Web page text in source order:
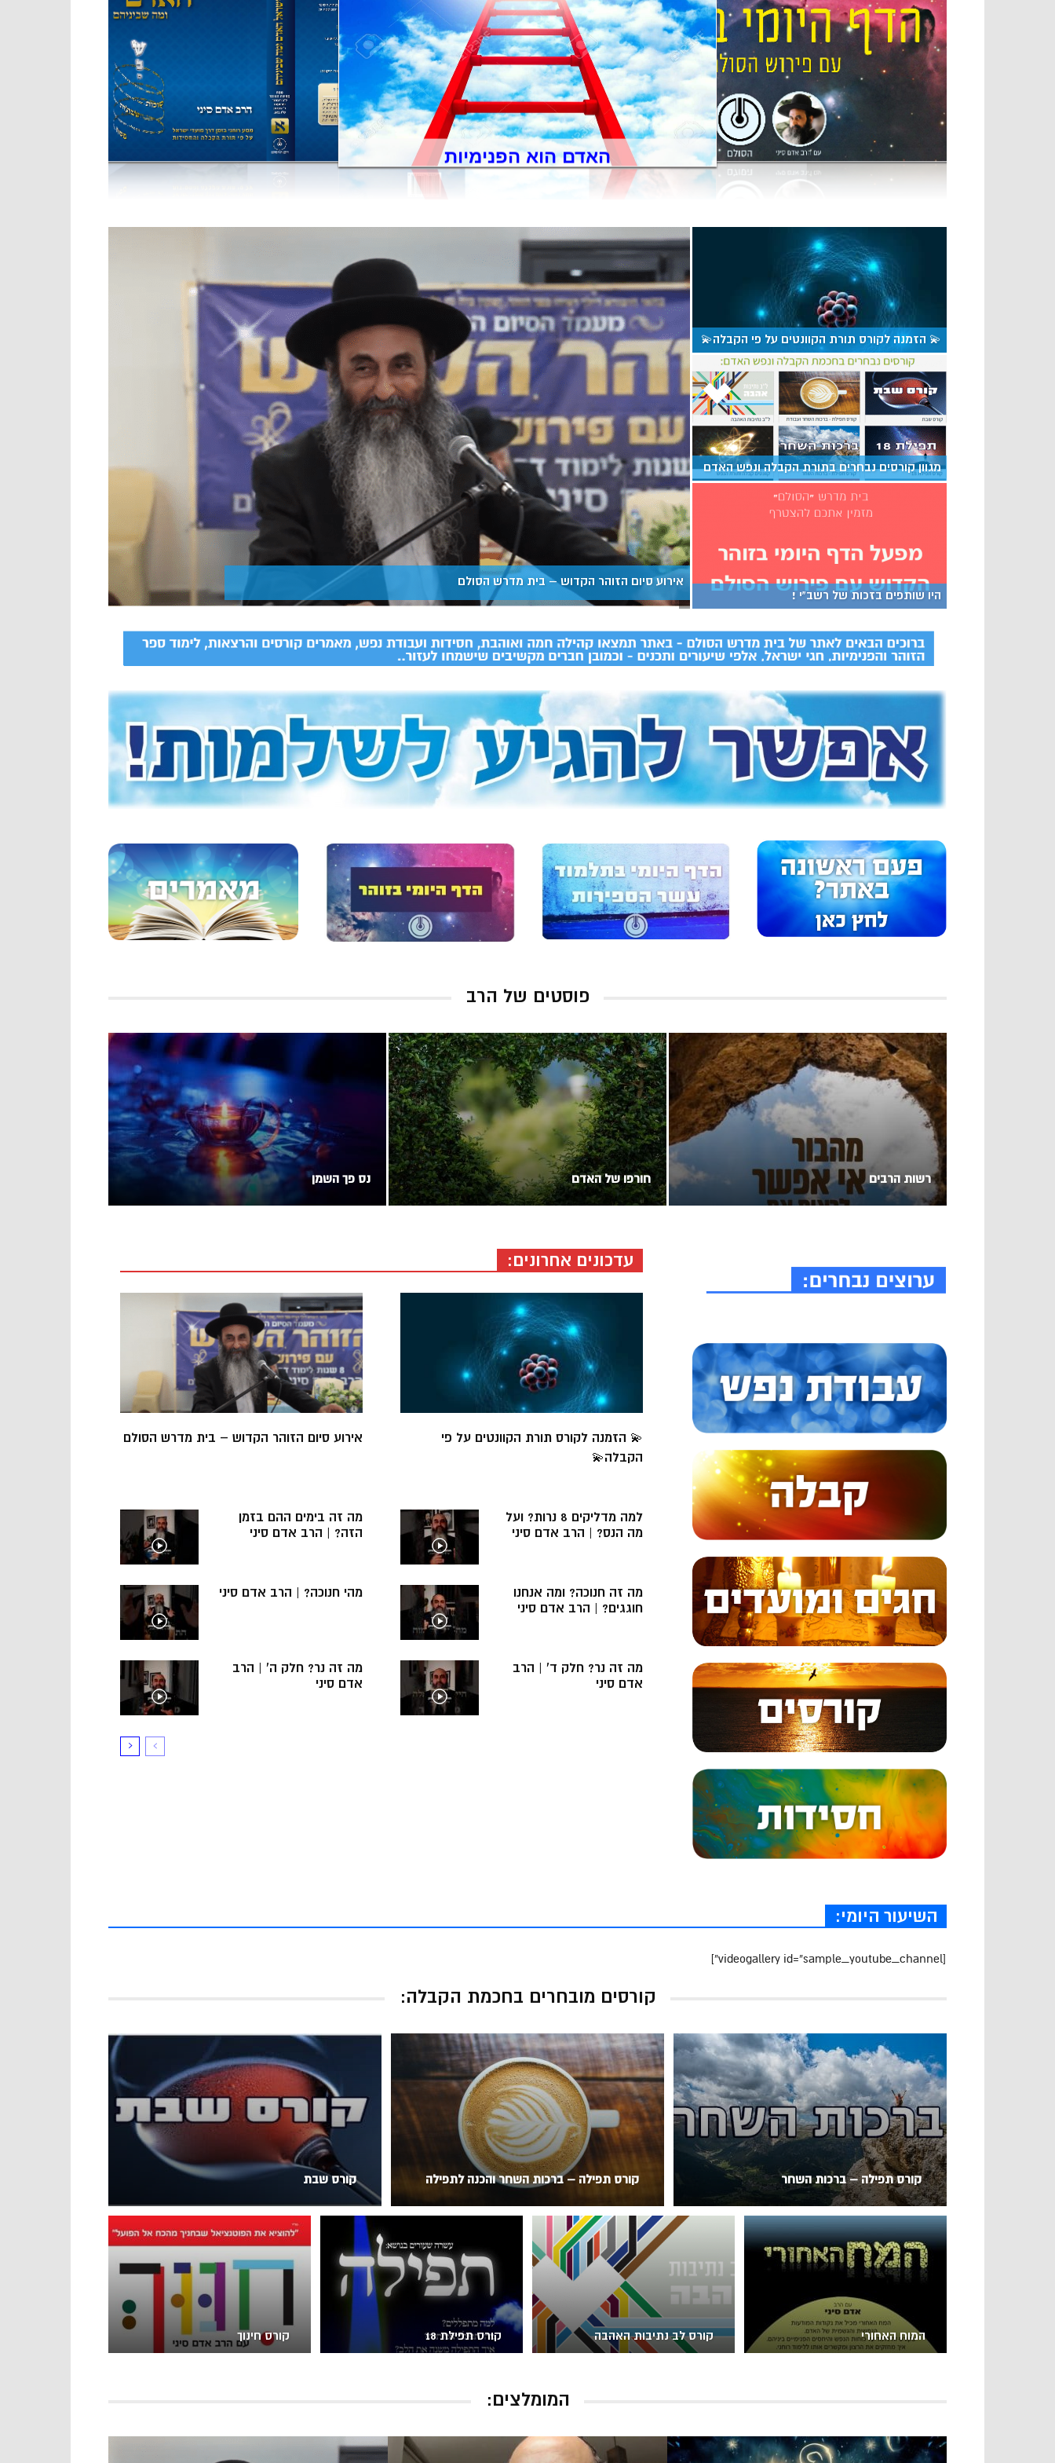
הדף היומי בזוהר - שיעור מידי יום
אירוע סיום הזוהר הקדוש – בית מדרש הסולם
💫 הזמנה לקורס תורת הקוונטים על פי הקבלה💫
מגוון קורסים נבחרים בתורת הקבלה ונפש האדם
היו שותפים בזכות של רשב”י !
פוסטים של הרב
נס פך השמן חורפו של האדם רשות הרבים
עדכונים אחרונים:
אירוע סיום הזוהר הקדוש – בית מדרש הסולם
💫 הזמנה לקורס תורת הקוונטים על פי
הקבלה💫
מה זה בימים ההם בזמן
הזה? | הרב אדם סיני
למה מדליקים 8 נרות? ועל
מה הנס? | הרב אדם סיני
מהי חנוכה? | הרב אדם סיני
מה זה חנוכה? ומה אנחנו
חוגגים? | הרב אדם סיני
מה זה נר? חלק ה’ | הרב
אדם סיני
מה זה נר? חלק ד’ | הרב
אדם סיני
השיעור היומי:
[videogallery id=”sample_youtube_channel”]
קורסים מובחרים בחכמת הקבלה:
קורס שבת קורס תפילה – ברכות השחר והכנה לתפילה קורס תפילה – ברכות השחר
קורס חינוך קורס תפילת 18 קורס לב נתיבות האהבה המוח האחורי
המומלצים: